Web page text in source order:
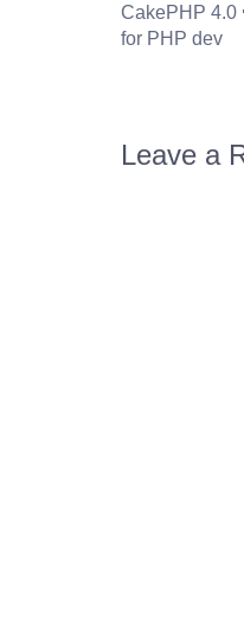
CakePHP 4.0
for PHP dev
Leave a